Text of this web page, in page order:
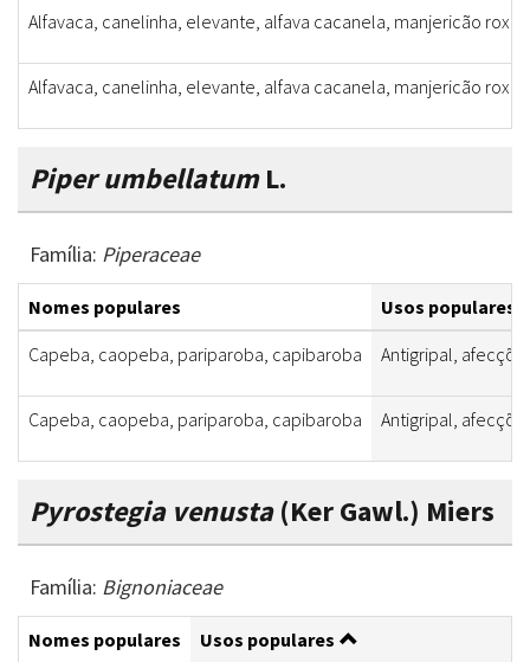
Alfavaca, canelinha, elevante, alfava cacanela, manjericão roxo
Alfavaca, canelinha, elevante, alfava cacanela, manjericão roxo
Piper umbellatumL.
Família: Piperaceae
Nomes populares
Usos populares
Capeba, caopeba, pariparoba, capibaroba
Antigripal,
Capeba, caopeba, pariparoba, capibaroba Antigripal,
Pyrostegia venusta(Ker Gawl.) Miers
Família: Bignoniaceae
Nomes populares
Usos populares